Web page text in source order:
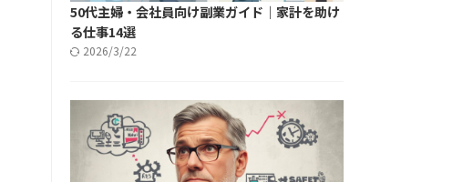
50代主婦・会社員向け副業ガイド｜家計を助け
る仕事14選
2026/3/22